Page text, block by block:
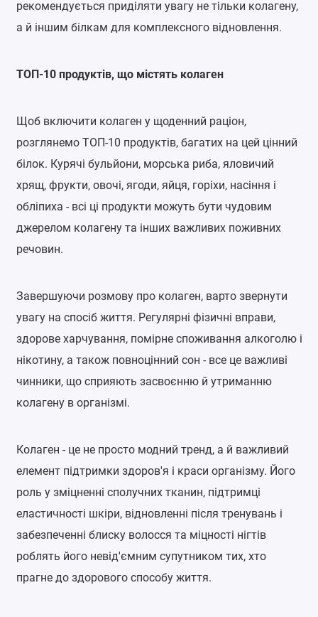
рекомендується приділяти увагу не тільки колагену,
а й іншим білкам для комплексного відновлення.
ТОП-10 продуктів, що містять колаген
Щоб включити колаген у щоденний раціон,
розглянемо ТОП-10 продуктів, багатих на цей цінний
білок. Курячі бульйони, морська риба, яловичий
хрящ, фрукти, овочі, ягоди, яйця, горіхи, насіння і
обліпиха - всі ці продукти можуть бути чудовим
джерелом колагену та інших важливих поживних
речовин.
Завершуючи розмову про колаген, варто звернути
увагу на спосіб життя. Регулярні фізичні вправи,
здорове харчування, помірне споживання алкоголю і
нікотину, а також повноцінний сон - все це важливі
чинники, що сприяють засвоєнню й утриманню
колагену в організмі.
Колаген - це не просто модний тренд, а й важливий
елемент підтримки здоров'я і краси організму. Його
роль у зміцненні сполучних тканин, підтримці
еластичності шкіри, відновленні після тренувань і
забезпеченні блиску волосся та міцності нігтів
роблять його невід'ємним супутником тих, хто
прагне до здорового способу життя.